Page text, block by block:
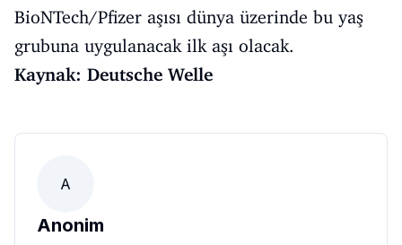
BioNTech/Pfizer aşısı dünya üzerinde bu yaş
grubuna uygulanacak ilk aşı olacak.
Kaynak: Deutsche Welle
A
Anonim